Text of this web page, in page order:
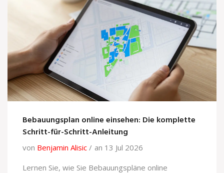
Bebauungsplan online einsehen: Die komplette
Schritt-für-Schritt-Anleitung
von Benjamin Alisic
an 13 Jul 2026
Lernen Sie, wie Sie Bebauungspläne online